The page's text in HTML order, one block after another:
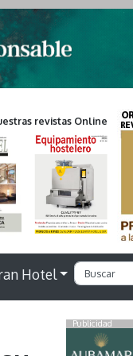
revistas Online
Hotel
Publicidad